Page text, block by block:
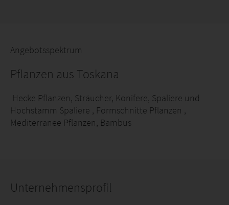
Angebotsspektrum
Pflanzen aus Toskana
Hecke Pflanzen, Sträucher, Konifere, Spaliere und
Hochstamm Spaliere , Formschnitte Pflanzen ,
Mediterranee Pflanzen, Bambus
Unternehmensprofil